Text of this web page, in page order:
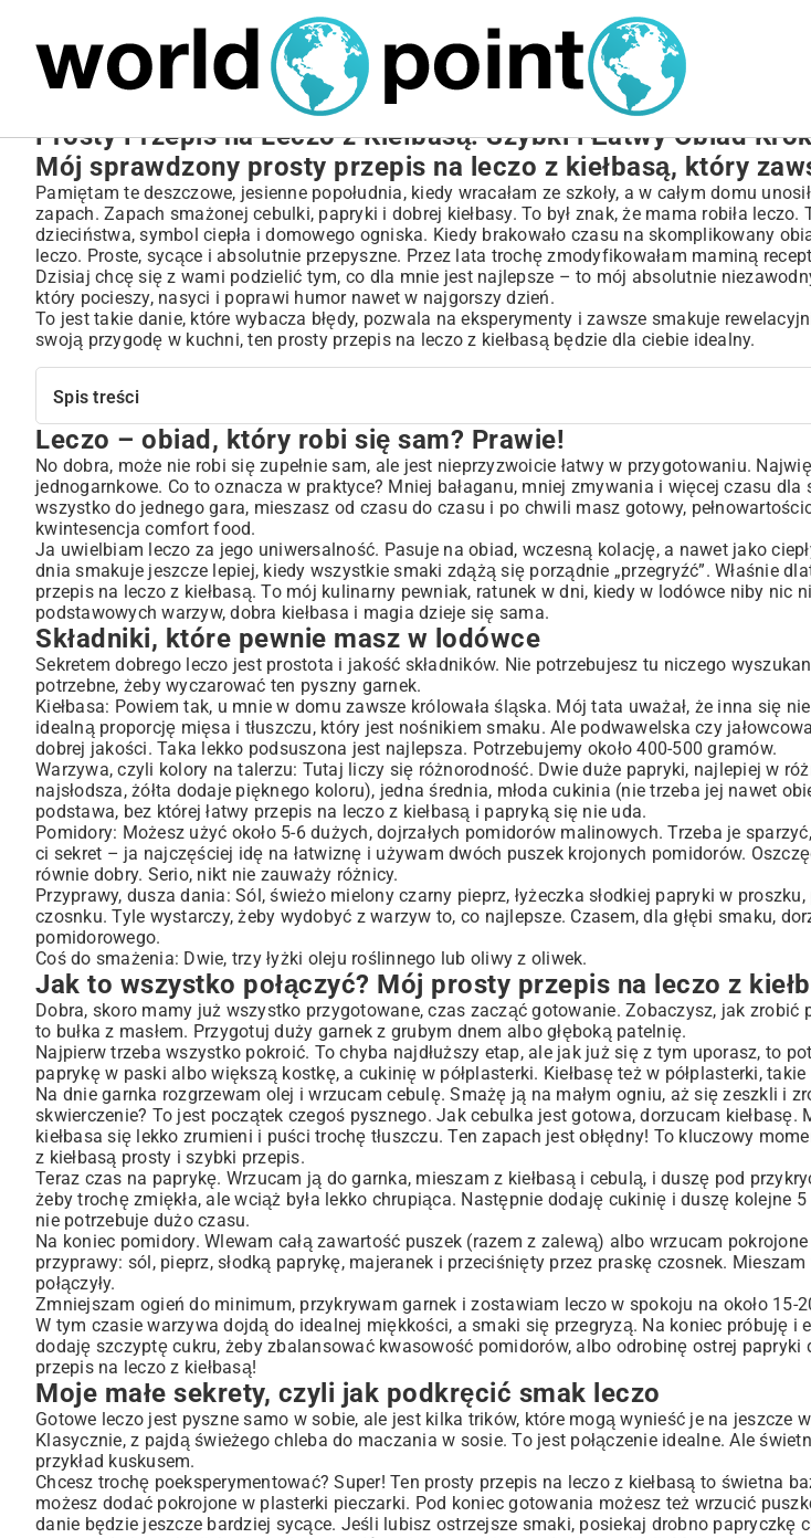
NIERUCHOMOŚCI
Prosty Przepis na Leczo z Kiełbasą: Szybki i Łatwy Obiad
Mój sprawdzony prosty przepis na leczo z kiełbasą, który
Pamiętam te deszczowe, jesienne popołudnia, kiedy wracałam ze szkoły, a w całym domu
zapach. Zapach smażonej cebulki, papryki i dobrej kiełbasy. To był znak, że mama robiła
dzieciństwa, symbol ciepła i domowego ogniska. Kiedy brakowało czasu na skomplikowany
leczo. Proste, sycące i absolutnie przepyszne. Przez lata trochę zmodyfikowałam maminą
Dzisiaj chcę się z wami podzielić tym, co dla mnie jest najlepsze – to mój absolutnie
który pocieszy, nasyci i poprawi humor nawet w najgorszy dzień.
To jest takie danie, które wybacza błędy, pozwala na eksperymenty i zawsze smakuje
swoją przygodę w kuchni, ten prosty przepis na leczo z kiełbasą będzie dla ciebie idealny.
Spis treści
Leczo – obiad, który robi się sam? Prawie!
Składniki, które pewnie masz w lodówce
Jak to wszystko połączyć? Mój prosty przepis na leczo z kiełbasą
Moje małe sekrety, czyli jak podkręcić smak leczo
Odpowiadam na wasze pytania
Spróbuj i daj znać, jak wyszło!
Leczo – obiad, który robi się sam? Prawie!
No dobra, może nie robi się zupełnie sam, ale jest nieprzyzwoicie łatwy w przygotowaniu.
jednogarnkowe. Co to oznacza w praktyce? Mniej bałaganu, mniej zmywania i więcej czasu dla
wszystko do jednego gara, mieszasz od czasu do czasu i po chwili masz gotowy,
kwintesencja comfort food.
Ja uwielbiam leczo za jego uniwersalność. Pasuje na obiad, wczesną kolację, a nawet jako
dnia smakuje jeszcze lepiej, kiedy wszystkie smaki zdążą się porządnie „przegryźć”. Właśnie
przepis na leczo z kiełbasą. To mój kulinarny pewniak, ratunek w dni, kiedy w lodówce niby nic
podstawowych warzyw, dobra kiełbasa i magia dzieje się sama.
Składniki, które pewnie masz w lodówce
Sekretem dobrego leczo jest prostota i jakość składników. Nie potrzebujesz tu niczego
potrzebne, żeby wyczarować ten pyszny garnek.
Kiełbasa: Powiem tak, u mnie w domu zawsze królowała śląska. Mój tata uważał, że inna się
idealną proporcję mięsa i tłuszczu, który jest nośnikiem smaku. Ale podwawelska czy
dobrej jakości. Taka lekko podsuszona jest najlepsza. Potrzebujemy około 400-500 gramów.
Warzywa, czyli kolory na talerzu: Tutaj liczy się różnorodność. Dwie duże papryki, najlepiej w
najsłodsza, żółta dodaje pięknego koloru), jedna średnia, młoda cukinia (nie trzeba jej nawet
podstawa, bez której łatwy przepis na leczo z kiełbasą i papryką się nie uda.
Pomidory: Możesz użyć około 5-6 dużych, dojrzałych pomidorów malinowych. Trzeba je
ci sekret – ja najczęściej idę na łatwiznę i używam dwóch puszek krojonych pomidorów.
równie dobry. Serio, nikt nie zauważy różnicy.
Przyprawy, dusza dania: Sól, świeżo mielony czarny pieprz, łyżeczka słodkiej papryki w proszku,
czosnku. Tyle wystarczy, żeby wydobyć z warzyw to, co najlepsze. Czasem, dla głębi smaku,
pomidorowego.
Coś do smażenia: Dwie, trzy łyżki oleju roślinnego lub oliwy z oliwek.
Jak to wszystko połączyć? Mój prosty przepis na leczo z
Dobra, skoro mamy już wszystko przygotowane, czas zacząć gotowanie. Zobaczysz, jak zrobić
to bułka z masłem. Przygotuj duży garnek z grubym dnem albo głęboką patelnię.
Najpierw trzeba wszystko pokroić. To chyba najdłuższy etap, ale jak już się z tym uporasz, to
paprykę w paski albo większą kostkę, a cukinię w półplasterki. Kiełbasę też w półplasterki,
Na dnie garnka rozgrzewam olej i wrzucam cebulę. Smażę ją na małym ogniu, aż się zeszkli i
skwierczenie? To jest początek czegoś pysznego. Jak cebulka jest gotowa, dorzucam
kiełbasa się lekko zrumieni i puści trochę tłuszczu. Ten zapach jest obłędny! To kluczowy
z kiełbasą prosty i szybki przepis.
Teraz czas na paprykę. Wrzucam ją do garnka, mieszam z kiełbasą i cebulą, i duszę pod
żeby trochę zmiękła, ale wciąż była lekko chrupiąca. Następnie dodaję cukinię i duszę kolejne
nie potrzebuje dużo czasu.
Na koniec pomidory. Wlewam całą zawartość puszek (razem z zalewą) albo wrzucam
przyprawy: sól, pieprz, słodką paprykę, majeranek i przeciśnięty przez praskę czosnek.
połączyły.
Zmniejszam ogień do minimum, przykrywam garnek i zostawiam leczo w spokoju na około 15-
W tym czasie warzywa dojdą do idealnej miękkości, a smaki się przegryzą. Na koniec próbuję i
dodaję szczyptę cukru, żeby zbalansować kwasowość pomidorów, albo odrobinę ostrej papryki
przepis na leczo z kiełbasą!
Moje małe sekrety, czyli jak podkręcić smak leczo
Gotowe leczo jest pyszne samo w sobie, ale jest kilka trików, które mogą wynieść je na jeszcze
Klasycznie, z pajdą świeżego chleba do maczania w sosie. To jest połączenie idealne. Ale
przykład kuskusem.
Chcesz trochę poeksperymentować? Super! Ten prosty przepis na leczo z kiełbasą to świetna
możesz dodać pokrojone w plasterki pieczarki. Pod koniec gotowania możesz też wrzucić
danie będzie jeszcze bardziej sycące. Jeśli lubisz ostrzejsze smaki, posiekaj drobno papryczkę